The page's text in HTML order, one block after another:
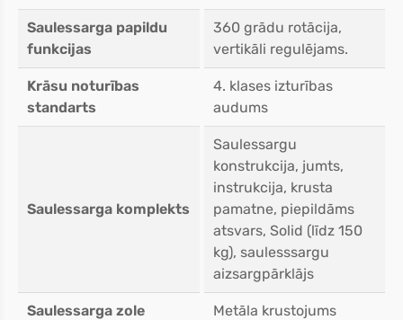
Saulessarga papildu
funkcijas
360 grādu rotācija,
vertikāli regulējams.
Krāsu noturības
standarts
4. klases izturības
audums
Saulessarga komplekts
Saulessargu
konstrukcija, jumts,
instrukcija, krusta
pamatne, piepildāms
atsvars, Solid (līdz 150
kg), saulesssargu
aizsargpārklājs
Saulessarga zole Metāla krustojums